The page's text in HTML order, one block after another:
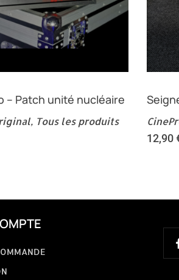
– Patch unité nucléaire
, Tous les produits
12,90